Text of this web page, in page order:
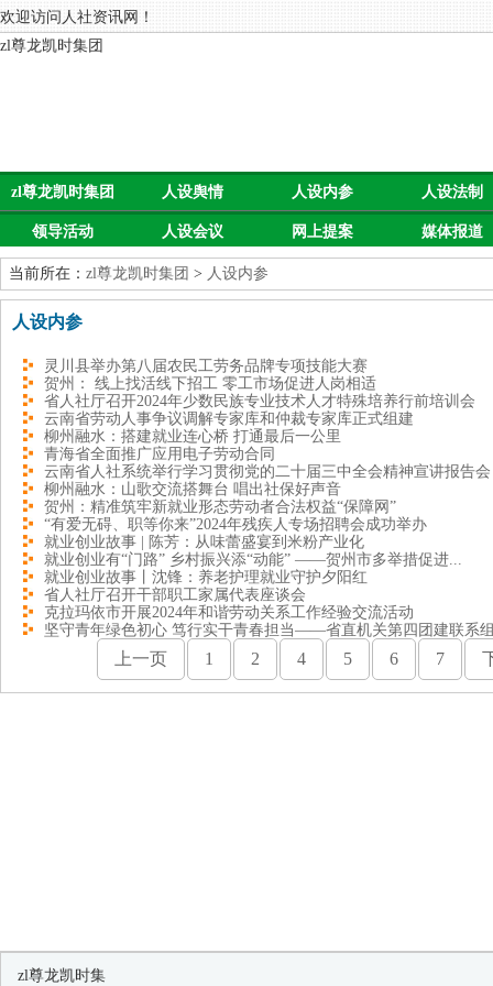
欢迎访问人社资讯网！
zl尊龙凯时集团
zl尊龙凯时集团 人设舆情 人设内参 人设法制
领导活动 人设会议 网上提案 媒体报道
当前所在： zl尊龙凯时集团 > 人设内参
人设内参
灵川县举办第八届农民工劳务品牌专项技能大赛
贺州： 线上找活线下招工 零工市场促进人岗相适
省人社厅召开2024年少数民族专业技术人才特殊培养行前培训会
云南省劳动人事争议调解专家库和仲裁专家库正式组建
柳州融水：搭建就业连心桥 打通最后一公里
青海省全面推广应用电子劳动合同
云南省人社系统举行学习贯彻党的二十届三中全会精神宣讲报告会
柳州融水：山歌交流搭舞台 唱出社保好声音
贺州：精准筑牢新就业形态劳动者合法权益“保障网”
“有爱无碍、职等你来”2024年残疾人专场招聘会成功举办
就业创业故事 | 陈芳：从味蕾盛宴到米粉产业化
就业创业有“门路” 乡村振兴添“动能” ——贺州市多举措促进...
就业创业故事丨沈锋：养老护理就业守护夕阳红
省人社厅召开干部职工家属代表座谈会
克拉玛依市开展2024年和谐劳动关系工作经验交流活动
坚守青年绿色初心 笃行实干青春担当——省直机关第四团建联系
上一页 1 2 4 5 6 7
zl尊龙凯时集